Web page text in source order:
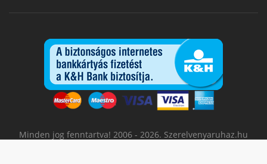
Minden jog fenntartva! 2006 - 2026. Szerelvenyaruhaz.hu